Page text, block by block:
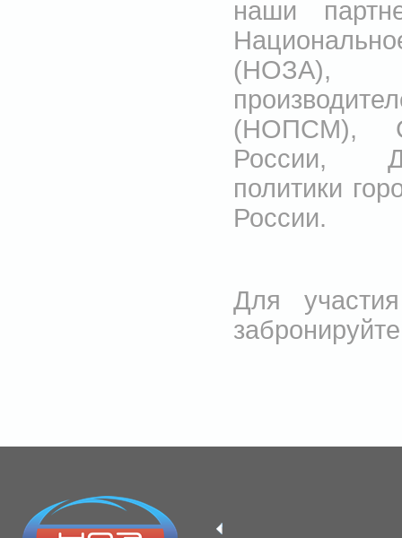
наши
(НОЗА),
(НОПСМ),
России,
политики
России.
Для